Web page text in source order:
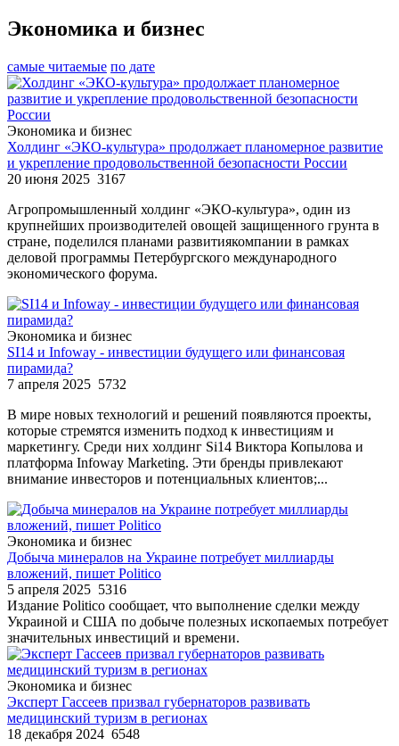
Экономика и бизнес
самые читаемые по дате
Экономика и бизнес
Холдинг «ЭКО-культура» продолжает планомерное развитие
и укрепление продовольственной безопасности России
20 июня 2025 3167
Агропромышленный холдинг «ЭКО-культура», один из
крупнейших производителей овощей защищенного грунта в
стране, поделился планами развитиякомпании в рамках
деловой программы Петербургского международного
экономического форума.
Экономика и бизнес
SI14 и Infoway - инвестиции будущего или финансовая
пирамида?
7 апреля 2025 5732
В мире новых технологий и решений появляются проекты,
которые стремятся изменить подход к инвестициям и
маркетингу. Среди них холдинг Si14 Виктора Копылова и
платформа Infoway Marketing. Эти бренды привлекают
внимание инвесторов и потенциальных клиентов;...
Экономика и бизнес
Добыча минералов на Украине потребует миллиарды
вложений, пишет Politico
5 апреля 2025 5316
Издание Politico сообщает, что выполнение сделки между
Украиной и США по добыче полезных ископаемых потребует
значительных инвестиций и времени.
Экономика и бизнес
Эксперт Гассеев призвал губернаторов развивать
медицинский туризм в регионах
18 декабря 2024 6548